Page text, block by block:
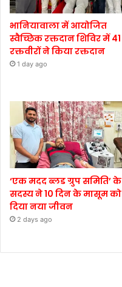
भानियावाला में आयोजित
स्वैच्छिक रक्तदान शिविर में 41
रक्तवीरों ने किया रक्तदान
1 day ago
‘एक मदद ब्लड ग्रुप समिति’ के
सदस्य ने 10 दिन के मासूम को
दिया नया जीवन
2 days ago